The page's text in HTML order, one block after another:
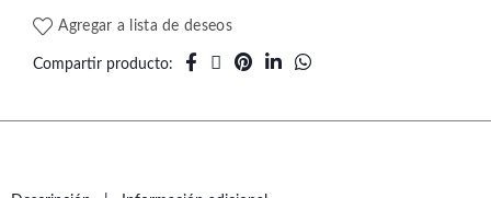
Agregar a lista de deseos
Compartir producto